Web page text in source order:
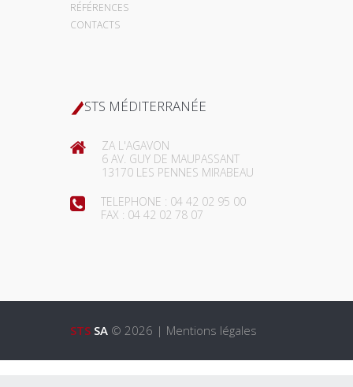
RÉFÉRENCES
CONTACTS
STS MÉDITERRANÉE
ZA L'AGAVON
6 AV. GUY DE MAUPASSANT
13170 LES PENNES MIRABEAU
TELEPHONE : 04 42 02 95 00
FAX : 04 42 02 78 07
STS SA © 2026 | Mentions légales